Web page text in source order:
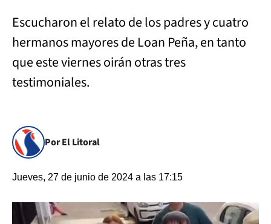
Escucharon el relato de los padres y cuatro
hermanos mayores de Loan Peña, en tanto
que este viernes oirán otras tres
testimoniales.
Por El Litoral
Jueves, 27 de junio de 2024 a las 17:15